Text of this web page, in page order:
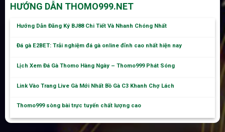
HƯỚNG DẪN THOMO999.NET
Hướng Dẫn Đăng Ký BJ88 Chi Tiết Và Nhanh Chóng Nhất
Đá gà E2BET: Trải nghiệm đá gà online đỉnh cao nhất hiện nay
Lịch Xem Đá Gà Thomo Hàng Ngày – Thomo999 Phát Sóng
Link Vào Trang Live Gà Mới Nhất Bồ Gà C3 Khanh Chợ Lách
Thomo999 sòng bài trực tuyến chất lượng cao